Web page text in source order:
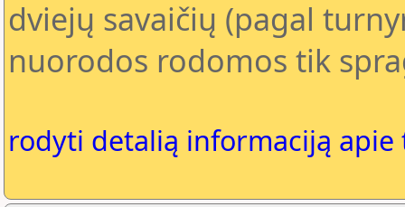
dviejų savaičių (pagal
nuorodos rodomos tik
rodyti detalią informaciją